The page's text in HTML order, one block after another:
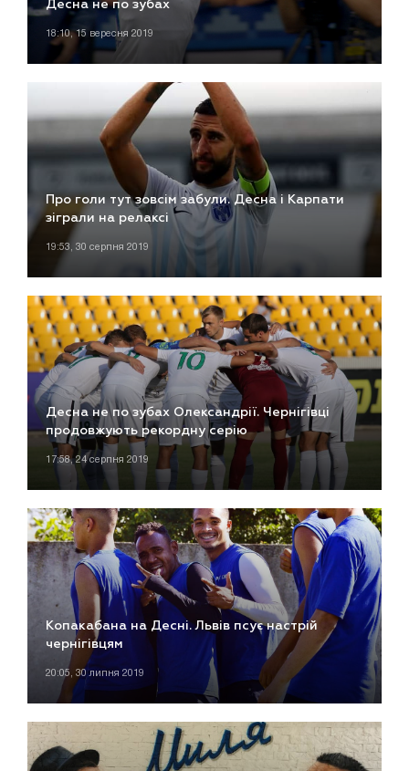
Десна не по зубах
18:10, 15 вересня 2019
Про голи тут зовсім забули. Десна і Карпати
зіграли на релаксі
19:53, 30 серпня 2019
Десна не по зубах Олександрії. Чернігівці
продовжують рекордну серію
17:58, 24 серпня 2019
Копакабана на Десні. Львів псує настрій
чернігівцям
20:05, 30 липня 2019